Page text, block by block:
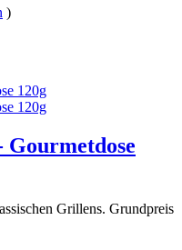
)
Grillens. Grundpreis